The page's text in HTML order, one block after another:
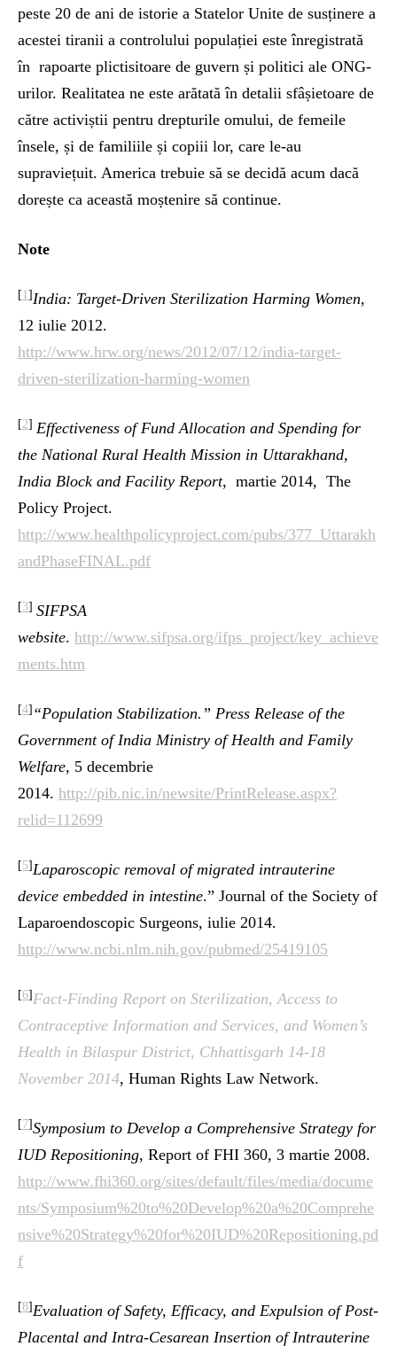
peste 20 de ani de istorie a Statelor Unite de susținere a
acestei tiranii a controlului populației este înregistrată
în rapoarte plictisitoare de guvern și politici ale ONG-
urilor. Realitatea ne este arătată în detalii sfâșietoare de
către activiștii pentru drepturile omului, de femeile
însele, și de familiile și copiii lor, care le-au
supraviețuit. America trebuie să se decidă acum dacă
dorește ca această moștenire să continue.
Note
[1 ]India: Target-Driven Sterilization Harming Women,
12 iulie 2012.
http://www.hrw.org/news/2012/07/12/india-target-
driven-sterilization-harming-women
[2] Effectiveness of Fund Allocation and Spending for
the National Rural Health Mission in Uttarakhand,
India Block and Facility Report, martie 2014, The
Policy Project.
http://www.healthpolicyproject.com/pubs/377_Uttarakh
andPhaseFINAL.pdf
[3] SIFPSA
website. http://www.sifpsa.org/ifps_project/key_achieve
ments.htm
[4] “Population Stabilization.” Press Release of the
Government of India Ministry of Health and Family
Welfare, 5 decembrie
2014. http://pib.nic.in/newsite/PrintRelease.aspx?
relid=112699
[5]Laparoscopic removal of migrated intrauterine
device embedded in intestine.” Journal of the Society of
Laparoendoscopic Surgeons, iulie 2014.
http://www.ncbi.nlm.nih.gov/pubmed/25419105
[6]Fact-Finding Report on Sterilization, Access to
Contraceptive Information and Services, and Women’s
Health in Bilaspur District, Chhattisgarh 14-18
November 2014, Human Rights Law Network.
[7]Symposium to Develop a Comprehensive Strategy for
IUD Repositioning, Report of FHI 360, 3 martie 2008.
http://www.fhi360.org/sites/default/files/media/docume
nts/Symposium%20to%20Develop%20a%20Comprehe
nsive%20Strategy%20for%20IUD%20Repositioning.pd
f
[8]Evaluation of Safety, Efficacy, and Expulsion of Post-
Placental and Intra-Cesarean Insertion of Intrauterine